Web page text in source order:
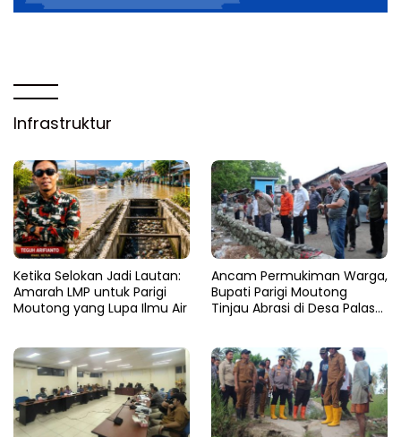
Infrastruktur
Ketika Selokan Jadi Lautan:
Amarah LMP untuk Parigi
Moutong yang Lupa Ilmu Air
Ancam Permukiman Warga,
Bupati Parigi Moutong
Tinjau Abrasi di Desa Palasa